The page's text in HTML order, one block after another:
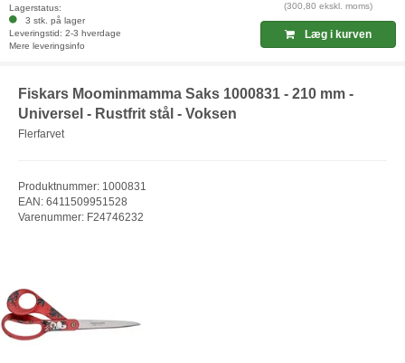
Lagerstatus:
3 stk. på lager
Leveringstid: 2-3 hverdage
Mere leveringsinfo
(300,80 ekskl. moms)
Læg i kurven
Fiskars Moominmamma Saks 1000831 - 210 mm -
Universel - Rustfrit stål - Voksen
Flerfarvet
Produktnummer: 1000831
EAN: 6411509951528
Varenummer: F24746232